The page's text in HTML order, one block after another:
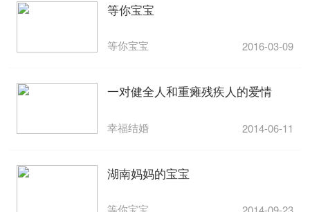
等你宝宝
等你宝宝 2016-03-09
一对健全人和重瘫残疾人的爱情
幸福结婚 2014-06-11
湖南妈妈的宝宝
等你宝宝